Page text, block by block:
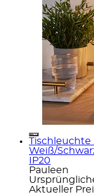
Tischleuchte
Weiß/
IP20
Pauleen
Aktueller